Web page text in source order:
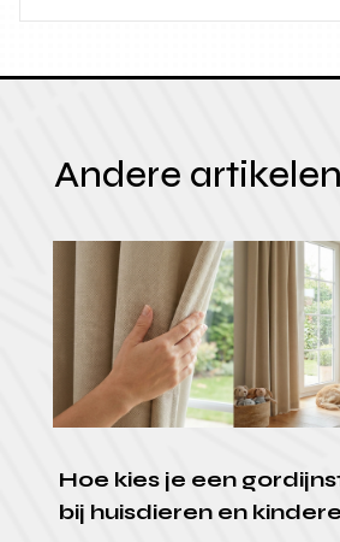
Andere
Hoe kies je een
bij huisdieren en